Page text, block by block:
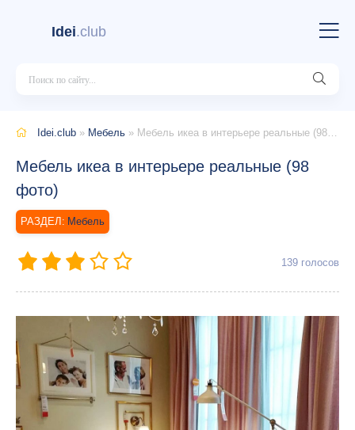
Idei.club
Idei.club » Мебель » Мебель икеа в интерьере реальные (98 фото)
Мебель икеа в интерьере реальные (98
фото)
Мебель
139 голосов